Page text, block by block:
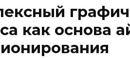
как основа